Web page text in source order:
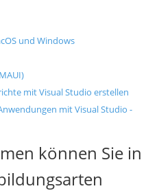
und Windows
mit Visual Studio erstellen
mit Visual Studio -
können Sie in